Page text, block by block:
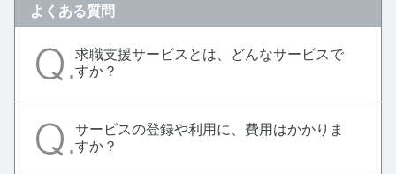
よくある質問
求職支援サービスとは、どんなサービスで
すか？
サービスの登録や利用に、費用はかかりま
すか？